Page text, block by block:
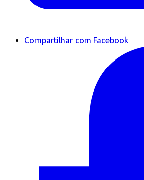
Compartilhar com Facebook